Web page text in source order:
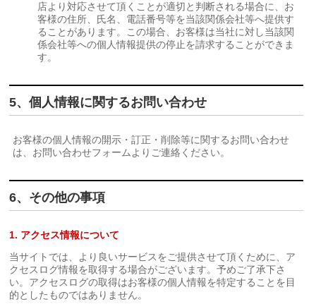
店より対応させて頂くことが適切と判断される場合に、お
客様の住所、氏名、電話番号等を当該関係会社等へ提供す
ることがあります。この場合、お客様は当社に対し当該関
係会社等への個人情報提供の停止を請求することができま
す。
5、個人情報に関するお問い合わせ
お客様の個人情報の開示・訂正・削除等に関するお問い合わせ
は、お問い合わせフォームよりご連絡ください。
6、その他の事項
1. アクセス情報について
当サイトでは、より良いサービスをご提供させて頂くために、ア
クセスログ情報を取得する場合がございます。予めご了承下さ
い。アクセスログの取得はお客様の個人情報を特定することを目
的としたものではありません。